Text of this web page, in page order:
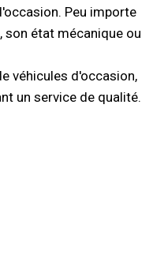
Peu importe
son état mécanique ou
véhicules d'occasion,
un service de qualité.